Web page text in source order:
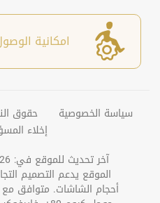
امكانية
سياسة الخصوصية حقوق
إخلاء
آخر تحديث للموقع في:
الموقع يدعم التصميم